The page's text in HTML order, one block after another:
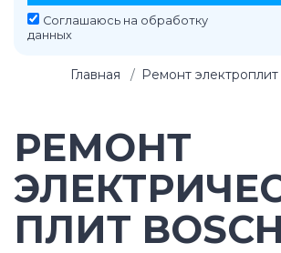
Соглашаюсь на обработку
данных
Главная Ремонт электроплит
РЕМОНТ
ПЛИТ BOSCH